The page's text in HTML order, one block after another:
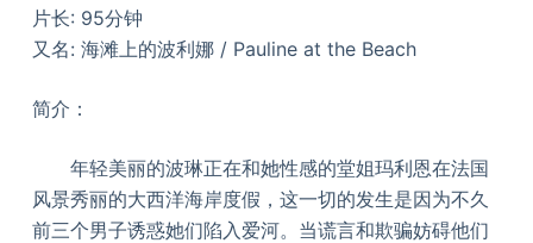
片长: 95分钟
又名: 海滩上的波利娜 / Pauline at the Beach
简介：
年轻美丽的波琳正在和她性感的堂姐玛利恩在法国
风景秀丽的大西洋海岸度假，这一切的发生是因为不久
前三个男子诱惑她们陷入爱河。当谎言和欺骗妨碍他们